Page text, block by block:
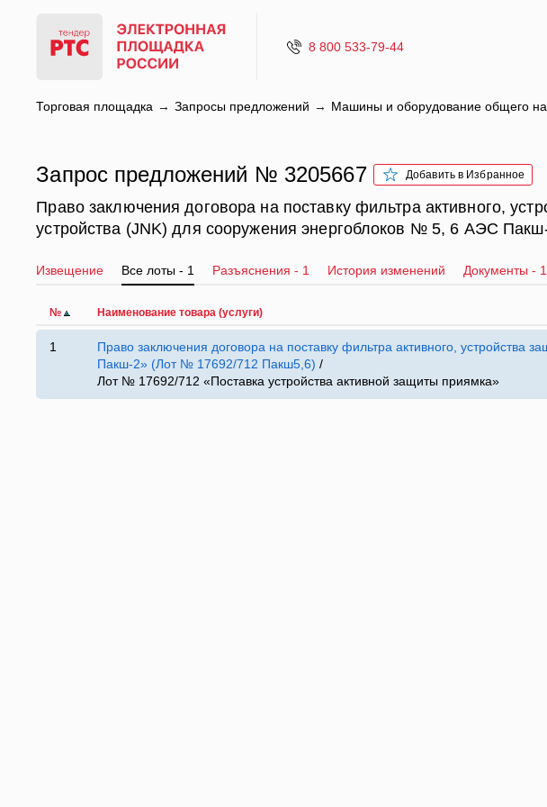
8 800 533-79-44
Торговая площадка Запросы предложений Машины и оборудование общего
Запрос предложений № 3205667 Добавить в Избранное
Право заключения договора на поставку фильтра активного,
устройства (JNK) для сооружения энергоблоков № 5, 6 АЭС
Извещение Все лоты - 1 Разъяснения - 1 История изменений Документы - 1
№ Наименование товара (услуги)
1
Право заключения договора на поставку фильтра активного,
Пакш-2» (Лот № 17692/712 Пакш5,6) /
Лот № 17692/712 «Поставка устройства активной защиты приямка»